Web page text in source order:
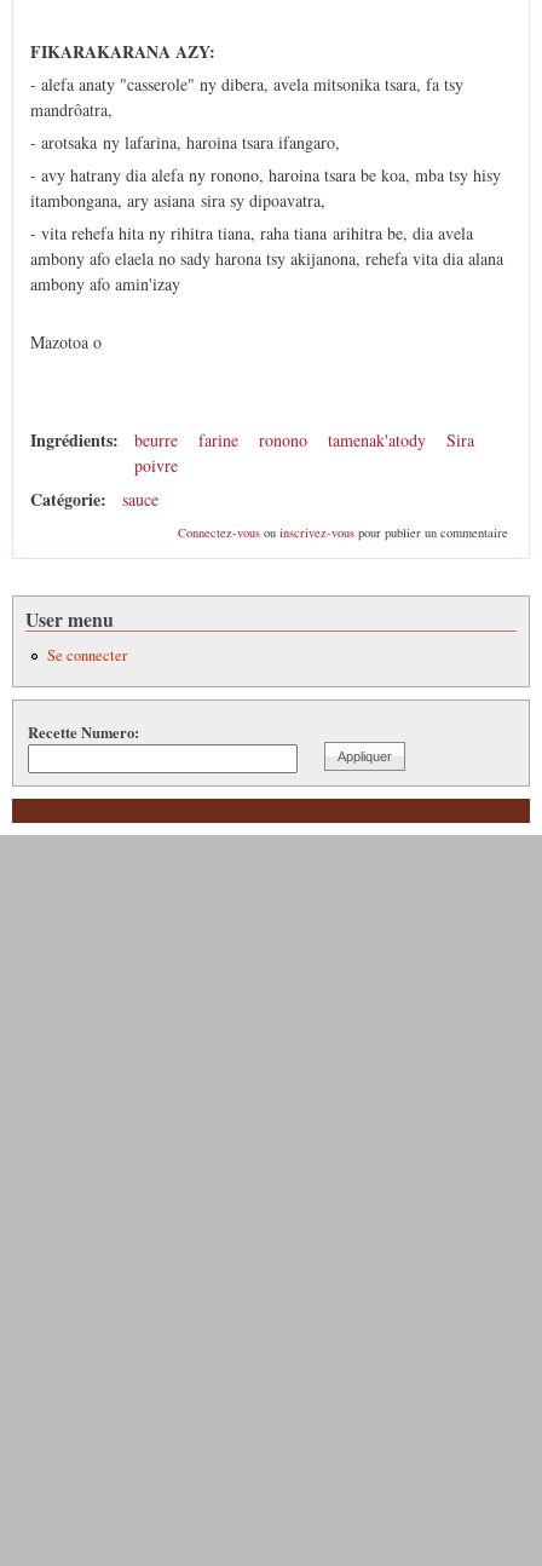
FIKARAKARANA AZY:
- alefa anaty "casserole" ny dibera, avela mitsonika tsara, fa tsy
mandrôatra,
- arotsaka ny lafarina, haroina tsara ifangaro,
- avy hatrany dia alefa ny ronono, haroina tsara be koa, mba tsy hisy
itambongana, ary asiana sira sy dipoavatra,
- vita rehefa hita ny rihitra tiana, raha tiana arihitra be, dia avela
ambony afo elaela no sady harona tsy akijanona, rehefa vita dia alana
ambony afo amin'izay
Mazotoa o
Ingrédients: beurre farine ronono tamenak'atody
Sira
poivre
Catégorie: sauce
Connectez-vousou inscrivez-vouspour publier un commentaire
User menu
Se connecter
Recette Numero: